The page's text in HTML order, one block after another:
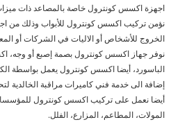
اجهزة اكسس كونترول خاصة بالمصاعد ذات
نؤمن تركيب اكسس كونترول للأبواب وذلك من
الخروج للأشخاص أو الاليات في الشركات أو
نوفر جهاز اكسس كونترول بصمة إصبع أو
الباسورد، أيضا اكسس كونترول يعمل بواسطة
إضافة الى خدمة فني كاميرات مراقبة الخالدية
أيضا نعمل على تركيب اكسس كونترول
المولات، المطاعم، المزارع، الفلل.